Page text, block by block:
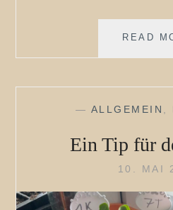
READ
— ALLGEMEIN
Ein Tip für
10. MAI